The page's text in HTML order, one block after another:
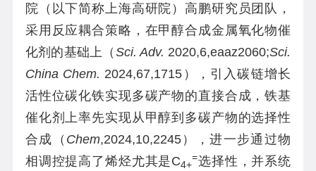
院（以下简称上海高研院）高鹏研究员团队，
采用反应耦合策略，在甲醇合成金属氧化物催
化剂的基础上（Sci. Adv. 2020,6,eaaz2060;Sci.
China Chem. 2024,67,1715），引入碳链增长
活性位碳化铁实现多碳产物的直接合成，铁基
催化剂上率先实现从甲醇到多碳产物的选择性
合成（ Chem,2024,10,2245），进一步通过物
相调控提高了烯烃尤其是C4+
=选择性，并系统